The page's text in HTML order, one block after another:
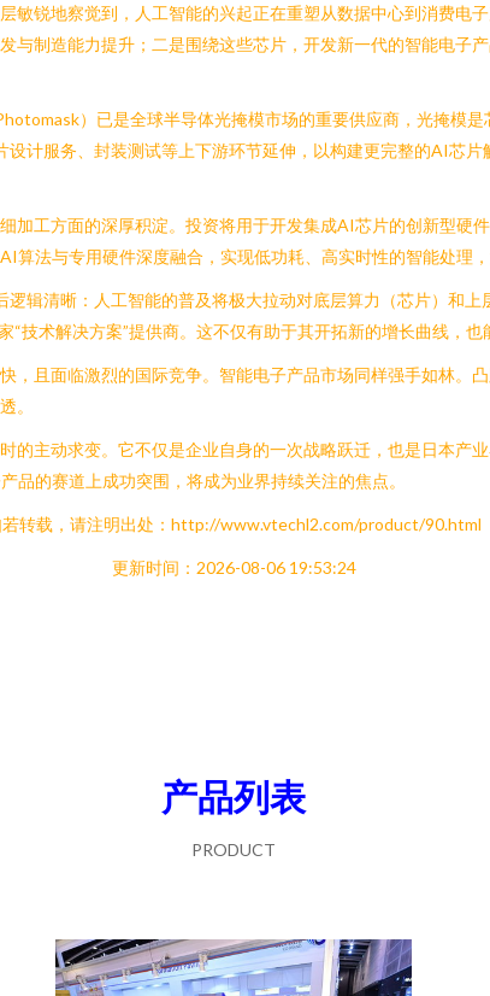
敏锐地察觉到，人工智能的兴起正在重塑从数据中心到消费电
与制造能力提升；二是围绕这些芯片，开发新一代的智能电子
）已是全球半导体光掩模市场的重要供应商，光掩模
计服务、封装测试等上下游环节延伸，以构建更完整的AI芯
加工方面的深厚积淀。投资将用于开发集成AI芯片的创新型硬
法与专用硬件深度融合，实现低功耗、高实时性的智能处理，
辑清晰：人工智能的普及将极大拉动对底层算力（芯片）和
技术解决方案”提供商。这不仅有助于其开拓新的增长曲线，也
，且面临激烈的国际竞争。智能电子产品市场同样强手如林。
。
主动求变。它不仅是企业自身的一次战略跃迁，也是日本产
的赛道上成功突围，将成为业界持续关注的焦点。
转载，请注明出处：http://www.vtechl2.com/product/90.html
更新时间：2026-08-06 19:53:24
产品列表
PRODUCT